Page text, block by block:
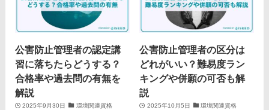
公害防止管理者の認定講
習に落ちたらどうする？
合格率や過去問の有無を
解説
2025年9月30日 環境関連資格
公害防止管理者の区分は
どれがいい？難易度ラン
キングや併願の可否も解
説
2025年10月5日 環境関連資格